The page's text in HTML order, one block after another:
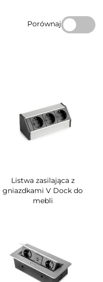
Porównaj
Listwa zasilająca z
gniazdkami V Dock do
mebli